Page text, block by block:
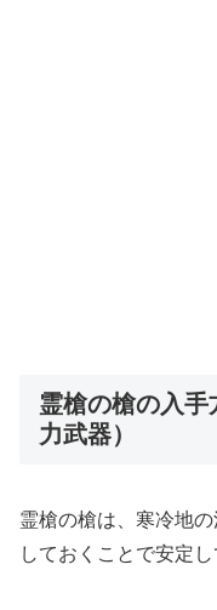
霊槍の槍の入手
力武器）
霊槍の槍は、寒冷地
しておくことで安定し